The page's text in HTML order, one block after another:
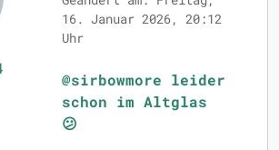
16. Januar 2026, 20:12
Uhr
@sirbowmore leider
schon im Altglas
😕